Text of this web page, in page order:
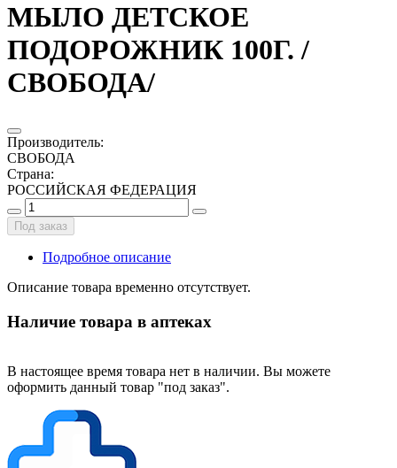
МЫЛО ДЕТСКОЕ
ПОДОРОЖНИК 100Г. /
СВОБОДА/
Производитель:
СВОБОДА
Страна:
РОССИЙСКАЯ ФЕДЕРАЦИЯ
Под заказ
Подробное описание
Описание товара временно отсутствует.
Наличие товара в аптеках
В настоящее время товара нет в наличии. Вы можете
оформить данный товар "под заказ".